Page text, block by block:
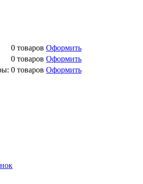
0 товаров Оформить
0 товаров Оформить
0 товаров Оформить